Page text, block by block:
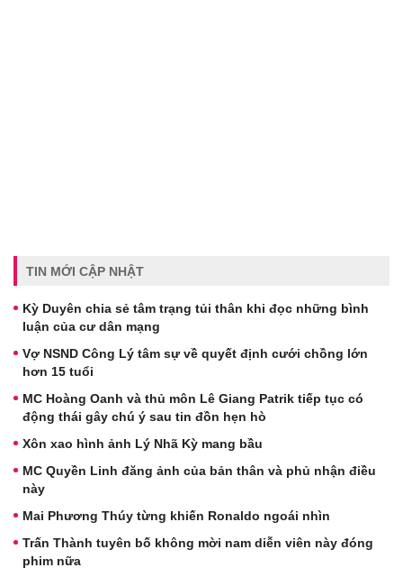
TIN MỚI CẬP NHẬT
Kỳ Duyên chia sẻ tâm trạng tủi thân khi đọc những bình
luận của cư dân mạng
Vợ NSND Công Lý tâm sự về quyết định cưới chồng lớn
hơn 15 tuổi
MC Hoàng Oanh và thủ môn Lê Giang Patrik tiếp tục có
động thái gây chú ý sau tin đồn hẹn hò
Xôn xao hình ảnh Lý Nhã Kỳ mang bầu
MC Quyền Linh đăng ảnh của bản thân và phủ nhận điều
này
Mai Phương Thúy từng khiến Ronaldo ngoái nhìn
Trấn Thành tuyên bố không mời nam diễn viên này đóng
phim nữa